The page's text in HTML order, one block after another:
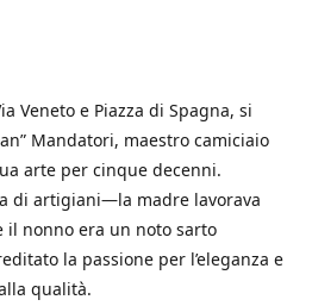
Veneto e Piazza di Spagna, si
Mandatori, maestro camiciaio
arte per cinque decenni.
di artigiani—la madre lavorava
il nonno era un noto sarto
la passione per l’eleganza e
qualità.